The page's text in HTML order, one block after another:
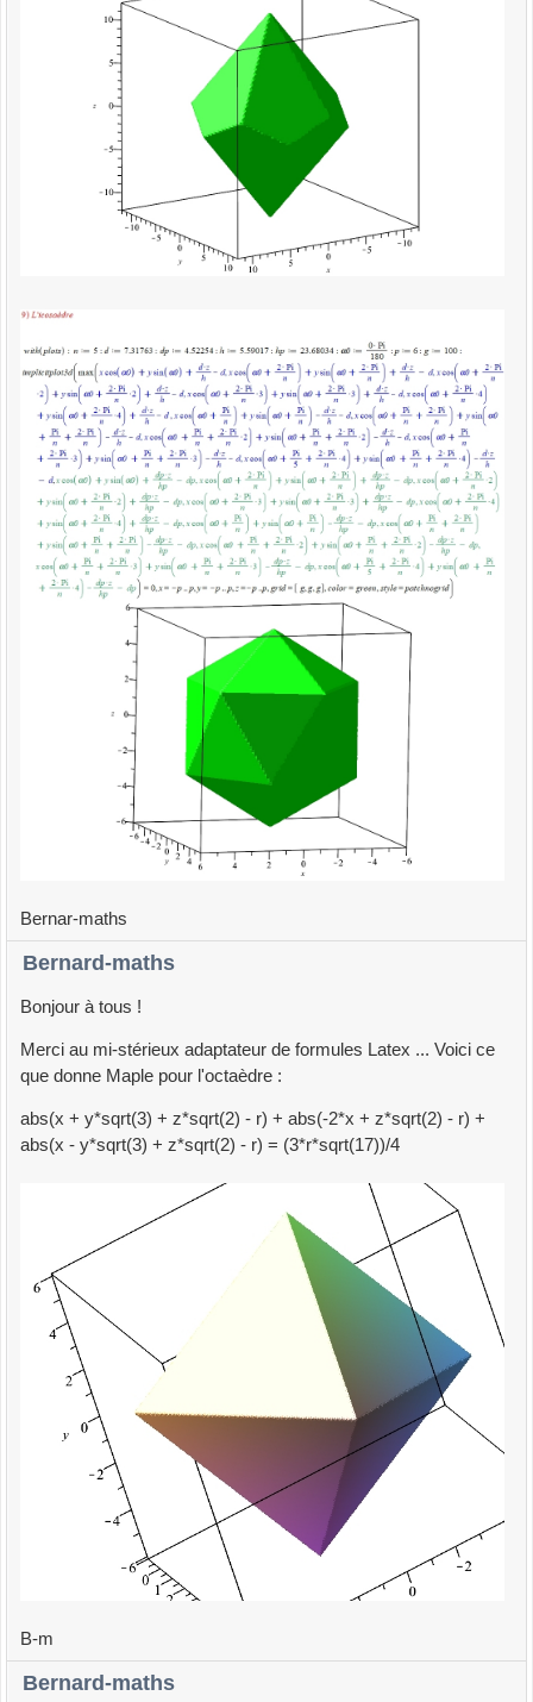
Bernar-maths
Bernard-maths
Bonjour à tous !
Merci au mi-stérieux adaptateur de formules Latex ... Voici ce
que donne Maple pour l'octaèdre :
abs(x + y*sqrt(3) + z*sqrt(2) - r) + abs(-2*x + z*sqrt(2) - r) +
abs(x - y*sqrt(3) + z*sqrt(2) - r) = (3*r*sqrt(17))/4
B-m
Bernard-maths